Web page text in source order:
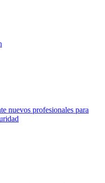
nuevos profesionales para